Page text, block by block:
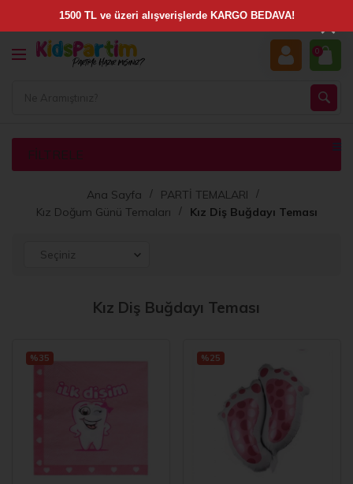
0
FILTRELE
Ana Sayfa
PARTİ TEMALARI
Kız Doğum Günü Temaları
Kız Diş Buğdayı Teması
Kız Diş Buğdayı Teması
%35 %25
×